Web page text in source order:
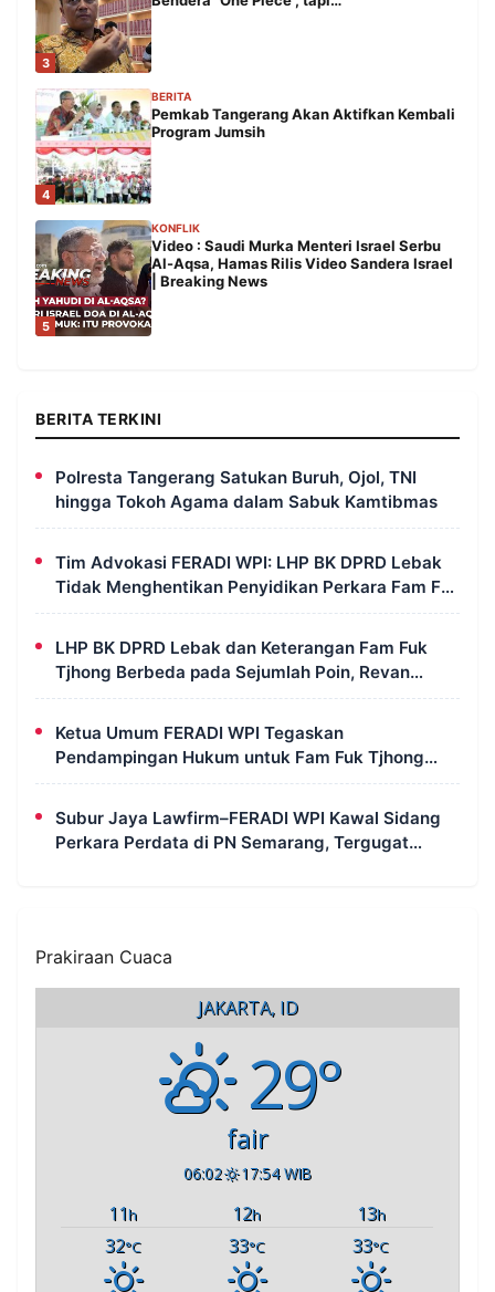
3
4
BERITA
Pemkab Tangerang Akan Aktifkan Kembali
Program Jumsih
5
KONFLIK
Video : Saudi Murka Menteri Israel Serbu
Al-Aqsa, Hamas Rilis Video Sandera Israel
| Breaking News
BERITA TERKINI
Polresta Tangerang Satukan Buruh, Ojol, TNI
hingga Tokoh Agama dalam Sabuk Kamtibmas
Tim Advokasi FERADI WPI: LHP BK DPRD Lebak
Tidak Menghentikan Penyidikan Perkara Fam Fuk
Tjhong Alias Pak Uun
LHP BK DPRD Lebak dan Keterangan Fam Fuk
Tjhong Berbeda pada Sejumlah Poin, Revan
FERADI WPI: Proses Pembuktian Masih
Ketua Umum FERADI WPI Tegaskan
Pendampingan Hukum untuk Fam Fuk Tjhong
Tetap Berjalan, Hormati Proses Penyidikan dan
LHP BK DPRD Lebak
Subur Jaya Lawfirm–FERADI WPI Kawal Sidang
Perkara Perdata di PN Semarang, Tergugat
Prakiraan Cuaca
JAKARTA, ID
29°
fair
06:02 17:54 WIB
11h 12h 13h
32°C 33°C 33°C